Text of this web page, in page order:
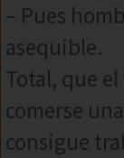
– Pues
asequible.
Total, que
comerse
consigue